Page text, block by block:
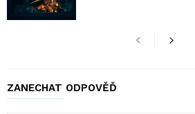
ZANECHAT ODPOVĚĎ